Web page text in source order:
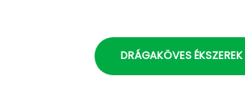
DRÁGAKÖVES ÉKSZEREK